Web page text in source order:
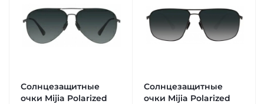
Солнцезащитные
очки Mijia Polarized
Солнцезащитные
очки Mijia Polarized